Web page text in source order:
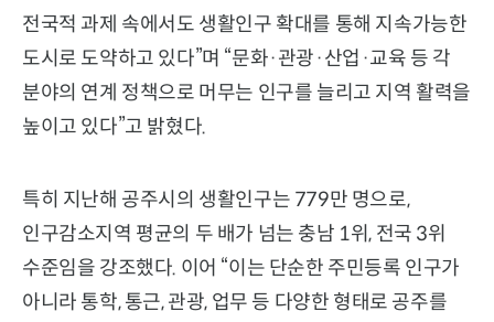
전국적 과제 속에서도 생활인구 확대를 통해 지속가능한
도시로 도약하고 있다”며 “문화·관광·산업·교육 등 각
분야의 연계 정책으로 머무는 인구를 늘리고 지역 활력을
높이고 있다”고 밝혔다.
특히 지난해 공주시의 생활인구는 779만 명으로,
인구감소지역 평균의 두 배가 넘는 충남 1위, 전국 3위
수준임을 강조했다. 이어 “이는 단순한 주민등록 인구가
아니라 통학, 통근, 관광, 업무 등 다양한 형태로 공주를